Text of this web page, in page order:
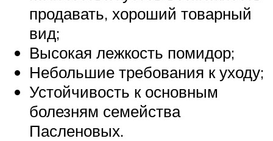
продавать, хороший товарный
вид;
Высокая лежкость помидор;
Небольшие требования к уходу;
Устойчивость к основным
болезням семейства
Пасленовых.